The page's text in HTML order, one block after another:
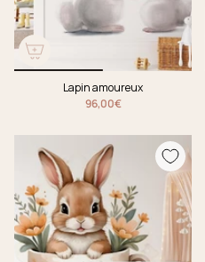
Lapin amoureux
96,00€